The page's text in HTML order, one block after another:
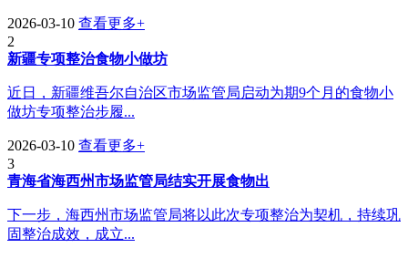
2026-03-10 查看更多+
2
新疆专项整治食物小做坊
近日，新疆维吾尔自治区市场监管局启动为期9个月的食物小
做坊专项整治步履...
2026-03-10 查看更多+
3
青海省海西州市场监管局结实开展食物出
下一步，海西州市场监管局将以此次专项整治为契机，持续巩
固整治成效，成立...